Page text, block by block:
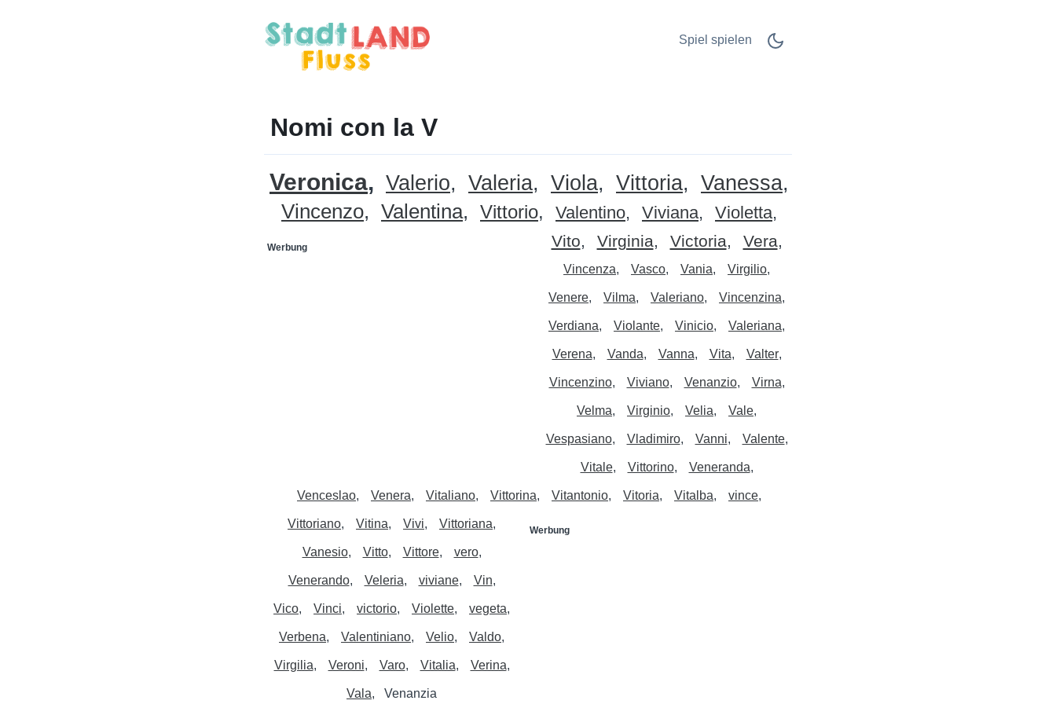
Spiel spielen
Nomi con la V
Veronica Valerio Valeria Viola Vittoria Vanessa
Vincenzo Valentina Vittorio Valentino Viviana Violetta
Vito Virginia Victoria
Werbung Vera
Vincenza Vasco Vania Virgilio
Venere Vilma Valeriano Vincenzina
Verdiana Violante Vinicio Valeriana
Verena Vanda Vanna Vita Valter
Vincenzino Viviano Venanzio Virna
Velma Virginio Velia Vale
Vespasiano Vladimiro Vanni Valente
Vitale Vittorino Veneranda
Venceslao Venera Vitaliano Vittorina Vitantonio Vitoria Vitalba vince
Vittoriano Vitina Vivi Vittoriana Werbung
Vanesio Vitto Vittore vero
Venerando Veleria viviane Vin
Vico Vinci victorio Violette vegeta
Verbena Valentiniano Velio Valdo
Virgilia Veroni Varo Vitalia Verina
Vala Venanzia